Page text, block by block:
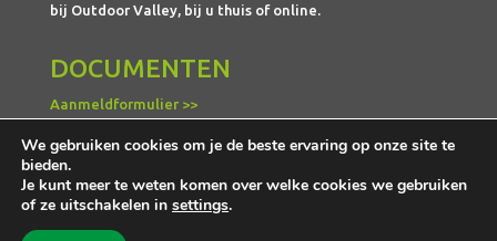
bij Outdoor Valley, bij u thuis of online.
DOCUMENTEN
Aanmeldformulier >>
Privacyverklaring >>
Klachtenreglement >>
We gebruiken cookies om je de beste ervaring op onze site te
bieden.
Je kunt meer te weten komen over welke cookies we gebruiken
of ze uitschakelen in settings.